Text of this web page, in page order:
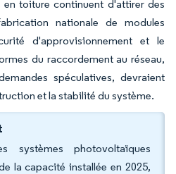
toiture continuent d'attirer des
nationale de modules
d'approvisionnement et le
du raccordement au réseau,
spéculatives, devraient
et la stabilité du système.
systèmes photovoltaïques
la capacité installée en 2025,